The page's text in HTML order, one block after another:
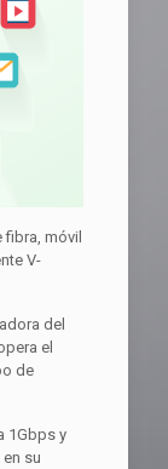
fibra, móvil
V-
del
el
de
1Gbps y
su